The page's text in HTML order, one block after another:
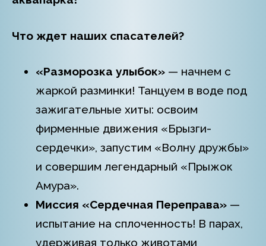
Что ждет наших спасателей?
«Разморозка улыбок» — начнем с
жаркой разминки! Танцуем в воде под
зажигательные хиты: освоим
фирменные движения «Брызги-
сердечки», запустим «Волну дружбы»
и совершим легендарный «Прыжок
Амура».
Миссия «Сердечная Переправа» —
испытание на сплоченность! В парах,
удерживая только животами